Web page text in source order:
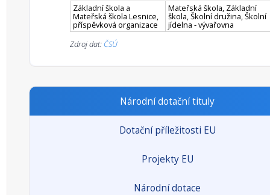
Základní škola a
Mateřská škola Lesnice,
příspěvková organizace
Mateřská škola, Základní
škola, Školní družina, Školní
jídelna - vývařovna
Zdroj dat: ČSÚ
Národní dotační tituly
Dotační příležitosti EU
Projekty EU
Národní dotace